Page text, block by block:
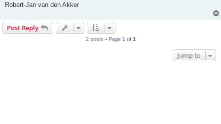
Robert-Jan van den Akker
Post Reply
2 posts • Page 1 of 1
Jump to